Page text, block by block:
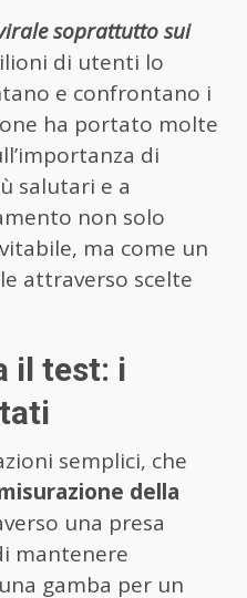
soprattutto sui
di utenti lo
e confrontano i
ha portato molte
di
salutari e a
non solo
ma come un
attraverso scelte
il test: i
semplici, che
della
una presa
mantenere
gamba per un